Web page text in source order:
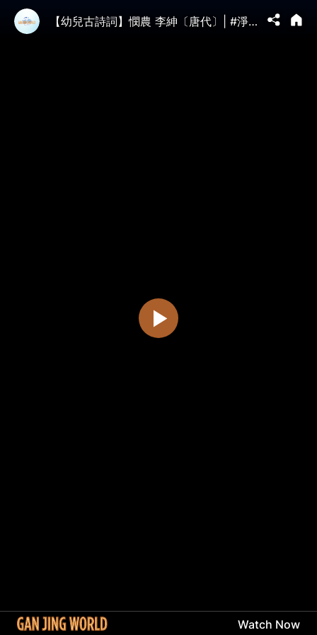
【幼兒古詩詞】憫農 李紳〔唐代〕| #淨地書院 #傳統文化 #唐詩 #兒童 #教育 #憫農 #李紳
Watch Now